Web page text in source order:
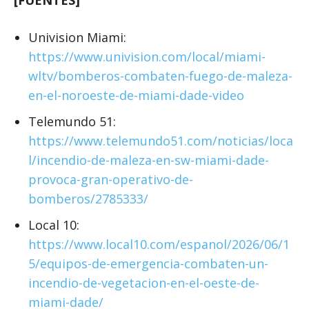
Univision Miami:
https://www.univision.com/local/miami-
wltv/bomberos-combaten-fuego-de-maleza-
en-el-noroeste-de-miami-dade-video
Telemundo 51:
https://www.telemundo51.com/noticias/loca
l/incendio-de-maleza-en-sw-miami-dade-
provoca-gran-operativo-de-
bomberos/2785333/
Local 10:
https://www.local10.com/espanol/2026/06/1
5/equipos-de-emergencia-combaten-un-
incendio-de-vegetacion-en-el-oeste-de-
miami-dade/